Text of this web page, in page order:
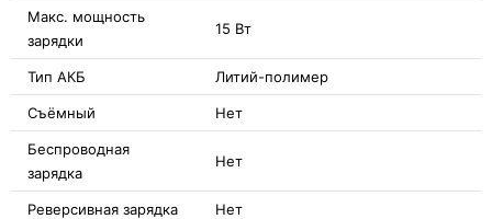
Макс. мощность
зарядки
15 Вт
Тип АКБ Литий-полимер
Съёмный Нет
Беспроводная
зарядка
Нет
Реверсивная зарядка Нет